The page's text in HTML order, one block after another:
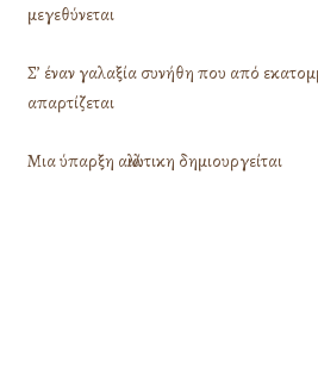
μεγεθύνεται
Σ’ έναν γαλαξία συνήθη που από
απαρτίζεται
Μια ύπαρξη αλλιώτικη δημιουργείται